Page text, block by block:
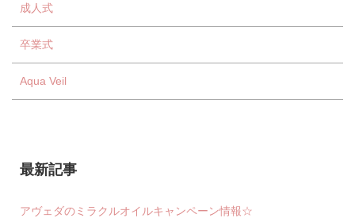
成人式
卒業式
Aqua Veil
最新記事
アヴェダのミラクルオイルキャンペーン情報☆